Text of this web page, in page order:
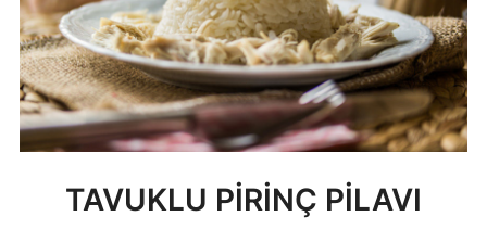
TAVUKLU PİRİNÇ PİLAVI